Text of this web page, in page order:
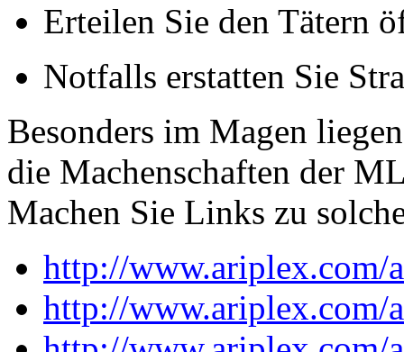
Erteilen Sie den Tätern
Notfalls erstatten Sie
Besonders im Magen
die Machenschaften der
Machen Sie Links zu
http://www.ariplex.com/
http://www.ariplex.com/